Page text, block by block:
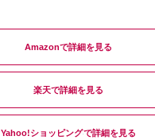
Amazon
楽天
Yahoo!ショッピング